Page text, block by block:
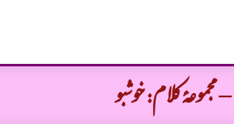
– مجموعۂ کلام: خوشبو